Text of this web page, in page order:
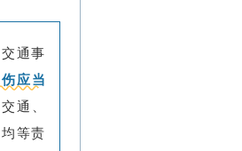
通事
应当
通、
等责